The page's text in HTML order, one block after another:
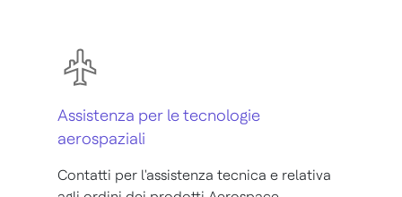
Assistenza per le tecnologie
aerospaziali
Contatti per l'assistenza tecnica e relativa